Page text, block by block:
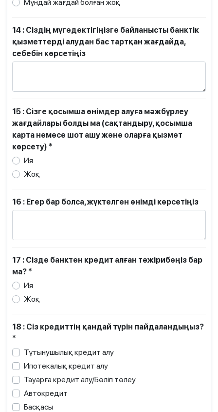
Мұндай жағдай болған жоқ
14 : Сіздің мүгедектігіңізге байланысты банктік
қызметтерді алудан бас тартқан жағдайда,
себебін көрсетіңіз
15 : Сізге қосымша өнімдер алуға мәжбүрлеу
жағдайлары болды ма (сақтандыру, қосымша
карта немесе шот ашу және оларға қызмет
көрсету) *
Ия
Жоқ
16 : Егер бар болса, жүктелген өнімді көрсетіңіз
17 : Сізде банктен кредит алған тәжірибеңіз бар
ма? *
Ия
Жоқ
18 : Сіз кредиттің қандай түрін пайдаландыңыз?
*
Тұтынушылық кредит алу
Ипотекалық кредит алу
Тауарға кредит алу/Бөліп төлеу
Автокредит
Басқасы